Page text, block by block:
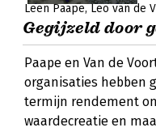
Leen Paape Leo van de
Gegijzeld door
Paape en Van de
organisaties hebben
termijn rendement
waardecreatie en